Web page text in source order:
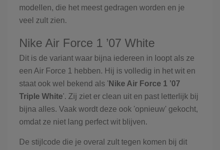
modellen, die het meest gedragen worden en je
veel zult zien.
Nike Air Force 1 ’07 White
Dit is de variant waar bijna iedereen in loopt als ze
een Air Force 1 hebben. Hij is volledig in het wit en
staat ook wel bekend als ' Nike Air Force 1 ’07
Triple White'. Zij ziet er clean uit en past letterlijk bij
bijna alles. Vaak wordt deze ook 'opnieuw' gekocht,
omdat ze niet lang perfect wit blijven.
De stijlcode die je overal zult tegen komen bij dit